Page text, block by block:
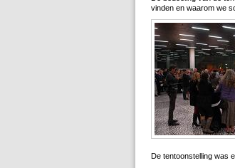
vinden en waarom we
De tentoonstelling was